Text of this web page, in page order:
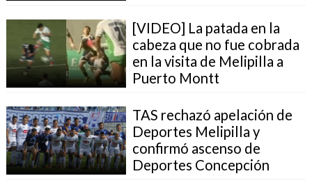
[VIDEO] La patada en la
cabeza que no fue cobrada
en la visita de Melipilla a
Puerto Montt
TAS rechazó apelación de
Deportes Melipilla y
confirmó ascenso de
Deportes Concepción